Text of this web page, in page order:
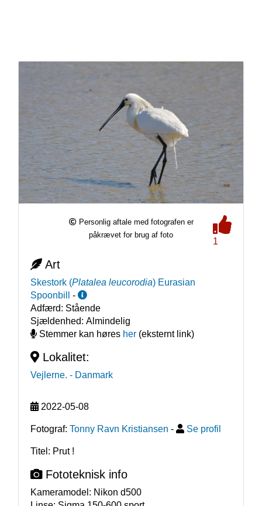
Personlig aftale med fotografen er
påkrævet for brug af foto
1
Art
Skestork (Platalea leucorodia) Eurasian
Spoonbill
-
Adfærd: Stående
Sjældenhed: Almindelig
Stemmer kan høres her(eksternt link)
Lokalitet:
Vejlerne. - Danmark
2022-05-08
Fotograf: Tonny Ravn Kristiansen - Se profil
Titel: Prut !
Fototeknisk info
Kameramodel: Nikon d500